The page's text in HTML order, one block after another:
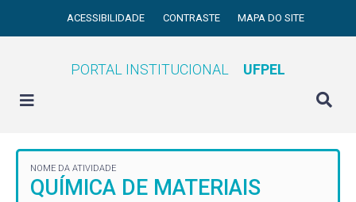
ACESSIBILIDADE CONTRASTE MAPA DO SITE
PORTAL INSTITUCIONAL UFPEL
NOME DA ATIVIDADE
QUÍMICA DE MATERIAIS